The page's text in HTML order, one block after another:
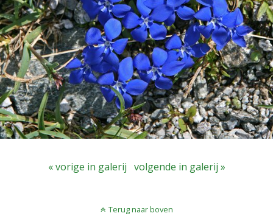
« vorige in galerij volgende in galerij »
Terug naar boven